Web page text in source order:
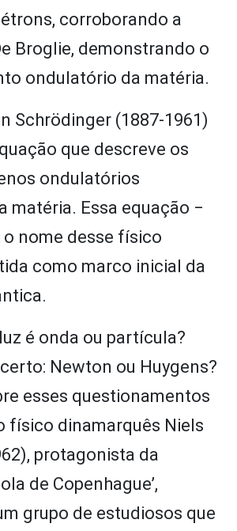
corroborando a
Broglie, demonstrando o
ondulatório da matéria.
Schrödinger (1887-1961)
que descreve os
ondulatórios
matéria. Essa equação ‒
o nome desse físico
como marco inicial da
é onda ou partícula?
Newton ou Huygens?
esses questionamentos
físico dinamarquês Niels
protagonista da
de Copenhague’,
grupo de estudiosos que